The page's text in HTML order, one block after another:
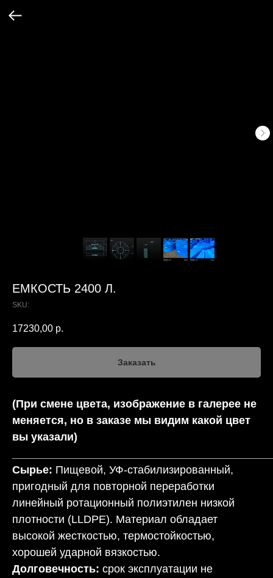
ЕМКОСТЬ 2400 Л.
SKU:
17230,00 р.
Заказать
(При смене цвета, изображение в галерее не
меняется, но в заказе мы видим какой цвет
вы указали)
Сырье: Пищевой, УФ-стабилизированный,
пригодный для повторной переработки
линейный ротационный полиэтилен низкой
плотности (LLDPE). Материал обладает
высокой жесткостью, термостойкостью,
хорошей ударной вязкостью.
Долговечность: срок эксплуатации не